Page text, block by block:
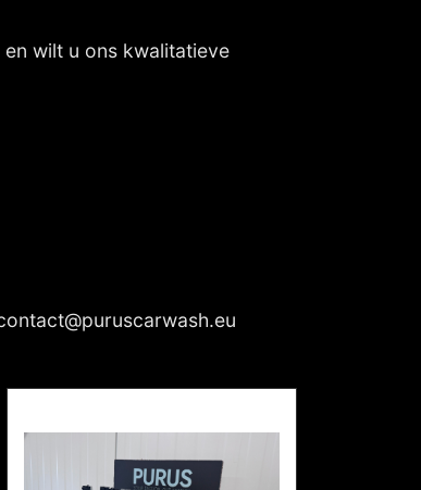
wilt u ons kwalitatieve